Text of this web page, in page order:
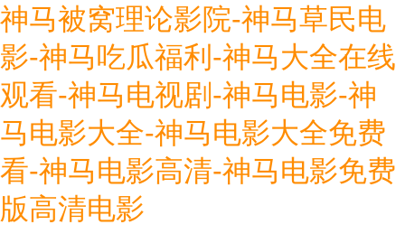
神马被窝理论影院-神马草民电
影-神马吃瓜福利-神马大全在线
观看-神马电视剧-神马电影-神
马电影大全-神马电影大全免费
看-神马电影高清-神马电影免费
版高清电影